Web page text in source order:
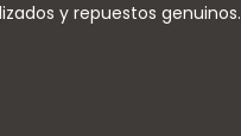
y repuestos genuinos.